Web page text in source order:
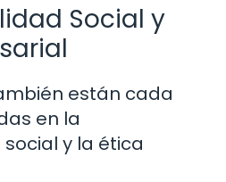
Social y
están cada
en la
y la ética